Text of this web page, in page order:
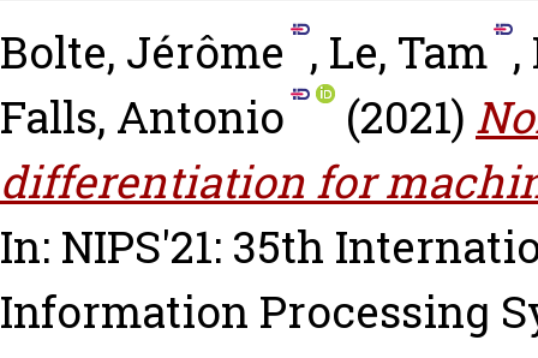
Bolte, Jérôme , Le, Tam ,
Falls, Antonio
(2021)
differentiation for
In: NIPS'21: 35th
Information Processing